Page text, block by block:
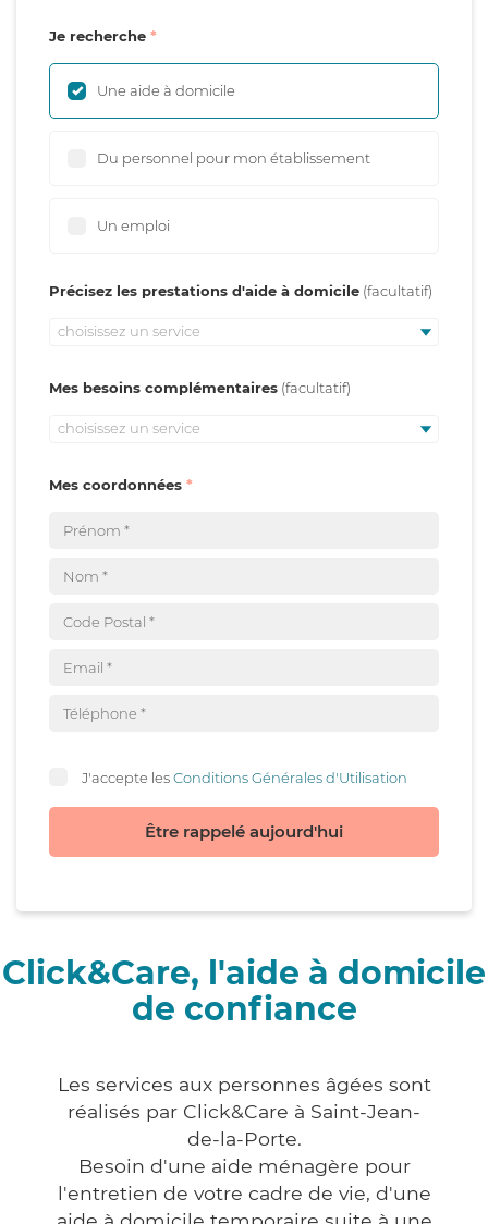
Je recherche
Une aide à domicile
Du personnel pour mon établissement
Un emploi
Précisez les prestations d'aide à domicile
choisissez un service
Mes besoins complémentaires
choisissez un service
Mes coordonnées
J'accepte lesConditions Générales d'Utilisation
Être rappelé aujourd'hui
Click&Care, l'aide à domicile
de confiance
Les services aux personnes âgées sont
réalisés par Click&Care à Saint-Jean-
de-la-Porte.
Besoin d'une aide ménagère pour
l'entretien de votre cadre de vie, d'une